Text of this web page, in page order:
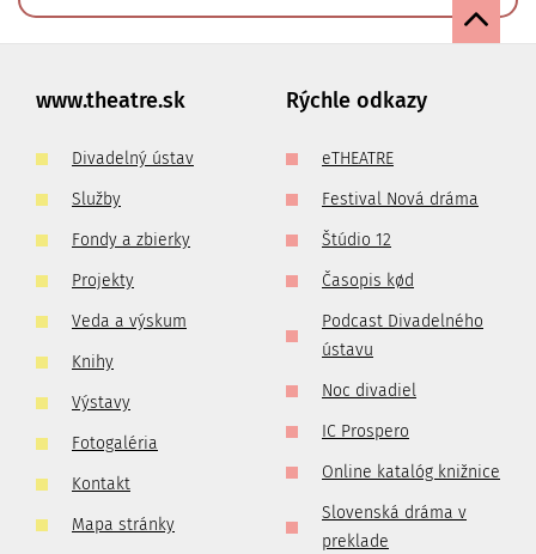
www.theatre.sk
Divadelný ústav
Služby
Fondy a zbierky
Projekty
Veda a výskum
Knihy
Výstavy
Fotogaléria
Kontakt
Mapa stránky
Rýchle odkazy
eTHEATRE
Festival Nová dráma
Štúdio 12
Časopis kød
Podcast Divadelného
ústavu
Noc divadiel
IC Prospero
Online katalóg knižnice
Slovenská dráma v
preklade